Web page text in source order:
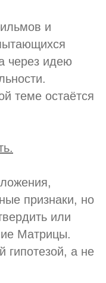
и
через идею
теме остаётся
признаки, но
или
Матрицы.
гипотезой, а не